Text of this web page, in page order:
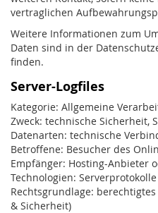
vertraglichen
Weitere Informationen zum
Daten sind in der
finden.
Server-Logfiles
Kategorie: Allgemeine
Zweck: technische Sicherheit,
Datenarten: technische
Betroffene: Besucher des
Empfänger: Hosting-Anbieter
Technologien: Serverprotokolle
Rechtsgrundlage:
& Sicherheit)